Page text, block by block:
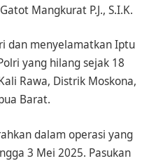
Mangkurat P.J., S.I.K.
dan menyelamatkan Iptu
yang hilang sejak 18
Rawa, Distrik Moskona,
Barat.
dalam operasi yang
3 Mei 2025. Pasukan